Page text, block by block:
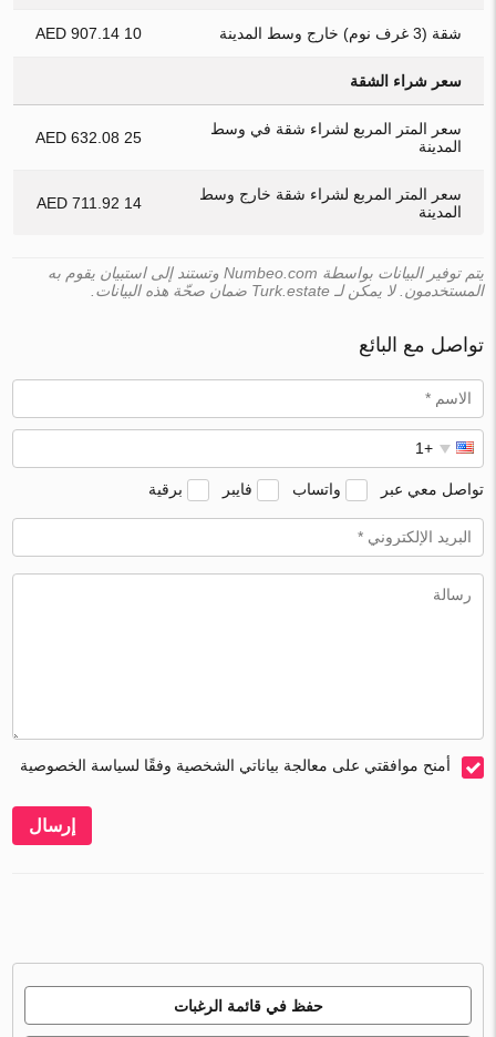
شقة (3 غرف نوم) خارج وسط المدينة 10 907.14 AED
سعر شراء الشقة
سعر المتر المربع لشراء شقة في وسط
المدينة
25 632.08 AED
سعر المتر المربع لشراء شقة خارج وسط
المدينة
14 711.92 AED
يتم توفير البيانات بواسطة Numbeo.com وتستند إلى استبيان يقوم به
المستخدمون. لا يمكن لـ Turk.estate ضمان صحّة هذه البيانات.
تواصل مع البائع
تواصل معي عبر واتساب فايبر برقية
أمنح موافقتي على معالجة بياناتي الشخصية وفقًا لسياسة الخصوصية
إرسال
حفظ في قائمة الرغبات